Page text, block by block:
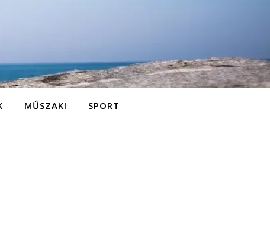
MŰSZAKI SPORT